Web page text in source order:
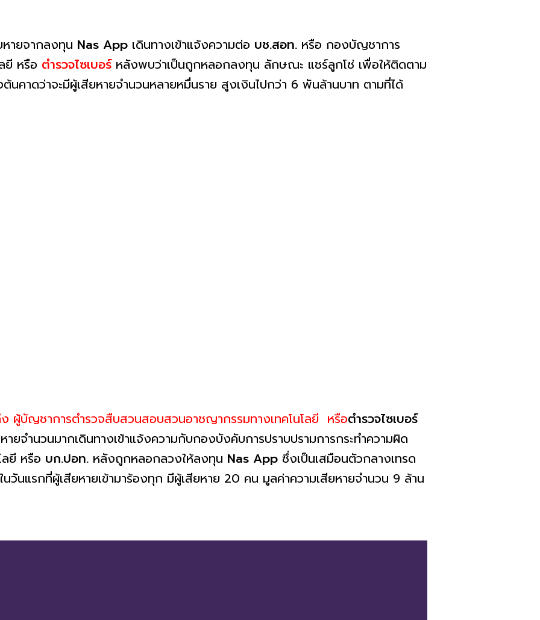
ายจากลงทุน Nas App เดินทางเข้าแจ้งความต่อ บช.สอท. หรือ กองบัญชาการ
ยี หรือ ตำรวจไซเบอร์ หลังพบว่าเป็นถูกหลอกลงทุน ลักษณะ แชร์ลูกโซ่ เพื่อให้ติดตาม
นคาดว่าจะมีผู้เสียหายจำนวนหลายหมื่นราย สูงเงินไปกว่า 6 พันล้านบาท ตามที่ได้
ผู้บัญชาการตำรวจสืบสวนสอบสวนอาชญากรรมทางเทคโนโลยี หรือตำรวจไซเบอร์
ยจำนวนมากเดินทางเข้าแจ้งความกับกองบังคับการปราบปรามการกระทำความผิด
ยี หรือ บก.ปอท. หลังถูกหลอกลวงให้ลงทุน Nas App ซึ่งเป็นเสมือนตัวกลางเทรด
นแรกที่ผู้เสียหายเข้ามาร้องทุก มีผู้เสียหาย 20 คน มูลค่าความเสียหายจำนวน 9 ล้าน